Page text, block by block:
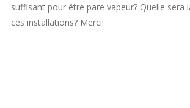
suffisant pour être pare vapeur? Quelle sera
ces installations? Merci!